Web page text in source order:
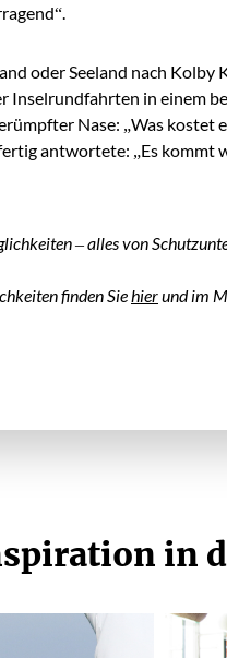
oder Seeland nach Kolby
in einem
Nase: „Was kostet
antwortete: „Es kommt
– alles von
finden Sie hierund im
in